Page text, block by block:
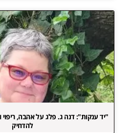
"יד ענקות": דנה ג. פלג על אהבה,
להדחיק